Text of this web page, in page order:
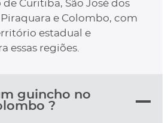
Curitiba, São José dos
e Colombo, com
estadual e
essas regiões.
guincho no
?